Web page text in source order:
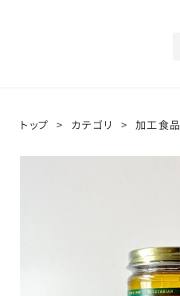
トップ > カテゴリ > 加工食品